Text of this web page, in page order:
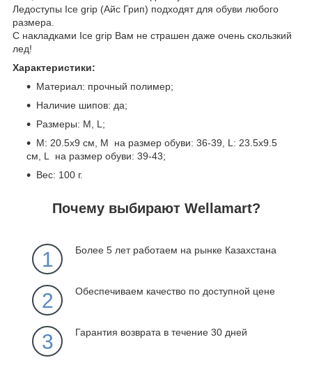
Ледоступы Ice grip (Айс Грип) подходят для обуви любого
размера.
С накладками Ice grip Вам не страшен даже очень скользкий
лед!
Характеристики:
Материал: прочный полимер;
Наличие шипов: да;
Размеры: M, L;
M: 20.5х9 см, M на размер обуви: 36-39, L: 23.5х9.5
см, L на размер обуви: 39-43;
Вес: 100 г.
Почему выбирают Wellamart?
1 Более 5 лет работаем на рынке Казахстана
2 Обеспечиваем качество по доступной цене
3 Гарантия возврата в течение 30 дней